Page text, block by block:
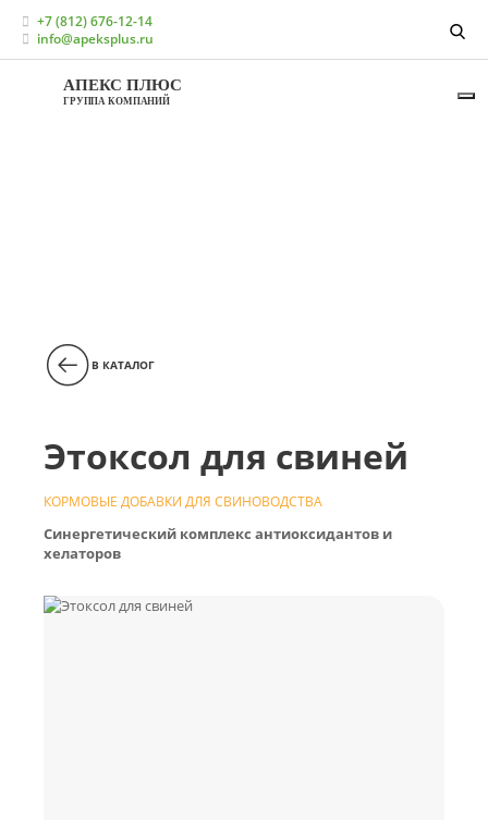
+7 (812) 676-12-14
info@apeksplus.ru
АПЕКС ПЛЮС
ГРУППА КОМПАНИЙ
Кормовые добавки для свиноводства
Антиоксиданты для свиней
В КАТАЛОГ
Этоксол для свиней
КОРМОВЫЕ ДОБАВКИ ДЛЯ СВИНОВОДСТВА
Синергетический комплекс антиоксидантов и
хелаторов